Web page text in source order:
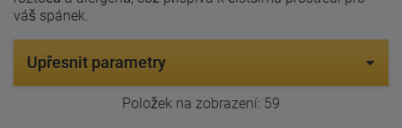
váš spánek.
Upřesnit parametry
Položek na zobrazení: 59